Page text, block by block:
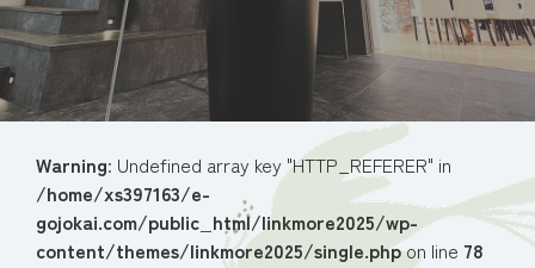
Warning: Undefined array key "HTTP_REFERER" in
/home/xs397163/e-
gojokai.com/public_html/linkmore2025/wp-
content/themes/linkmore2025/single.phpon line 78